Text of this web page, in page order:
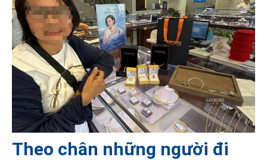
Theo chân những người đi